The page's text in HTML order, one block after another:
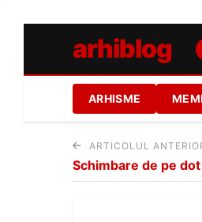
arhiblog
ARHISME
ARTICOLUL
Schimbare de pe